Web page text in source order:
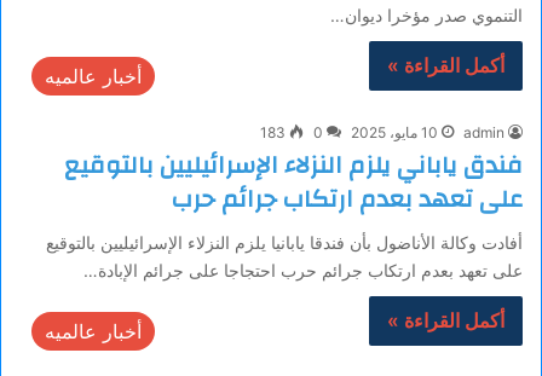
التنموي صدر مؤخرا ديوان…
أكمل القراءة » أخبار عالميه
admin 10 مايو، 2025 0
183
فندق ياباني يلزم النزلاء الإسرائيليين بالتوقيع
على تعهد بعدم ارتكاب جرائم حرب
أفادت وكالة الأناضول بأن فندقا يابانيا يلزم النزلاء الإسرائيليين بالتوقيع
على تعهد بعدم ارتكاب جرائم حرب احتجاجا على جرائم الإبادة…
أكمل القراءة » أخبار عالميه